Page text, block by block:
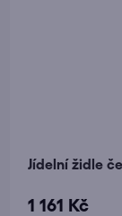
Jídelní židle
1 161 Kč